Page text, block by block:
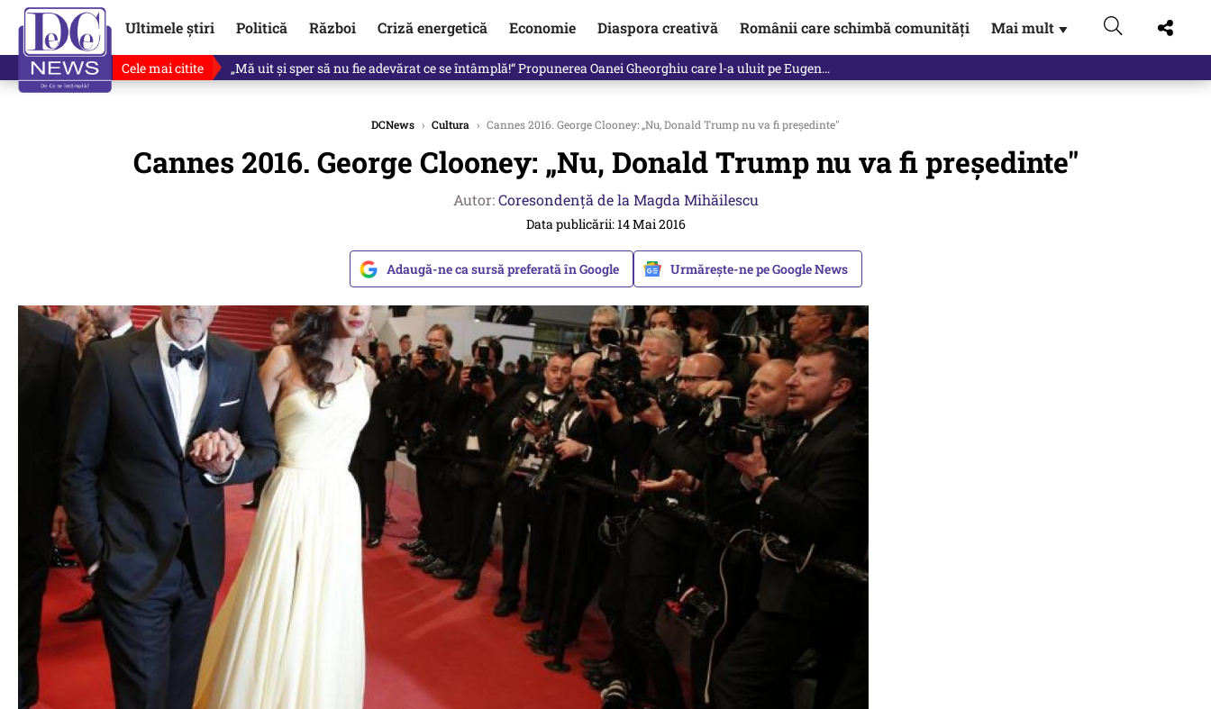
Ultimele știri Politică Război Criză energetică Economie Diaspora creativă Românii care schimbă comunități Mai mult ▼
Cele mai citite Ce se întâmplă cu primul buletin electronic, decizia luată astăzi de Guvern pentru toți românii
DCNews › Cultura › Cannes 2016. George Clooney: „Nu, Donald Trump nu va fi președinte"
Cannes 2016. George Clooney: „Nu, Donald Trump nu va fi președinte"
Autor:Coresondență de la Magda Mihăilescu
Data publicării: 14 Mai 2016
Adaugă-ne ca sursă preferată în Google Urmărește-ne pe Google News